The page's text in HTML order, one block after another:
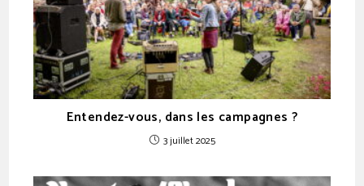
Entendez-vous, dans les campagnes ?
3 juillet 2025